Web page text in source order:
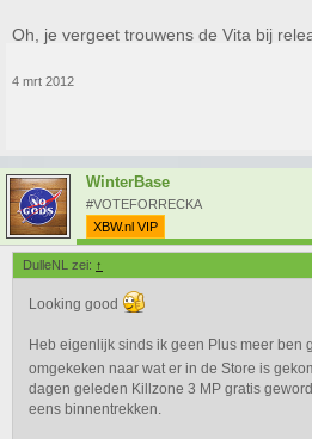
Oh, je vergeet trouwens de Vita bij
4 mrt 2012
WinterBase
#VOTEFORRECKA
XBW.nl VIP
DulleNL zei: ↑
Looking good
Heb eigenlijk sinds ik geen Plus meer ben
omgekeken naar wat er in de Store is
dagen geleden Killzone 3 MP gratis
eens binnentrekken.